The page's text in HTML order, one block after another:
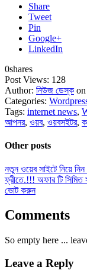
Share
Tweet
Pin
Google+
LinkedIn
0shares
Post Views: 128
Author: নিউজ ডেস্ক
Categories:
Tags: internet news,
আপনর, ওয়ব, ওয়বসইটর,
Other posts
নতুন ওয়েব সাইটে নিয়ে
ফ্রীতে.!!! অফার টি সিমিত
ভোট করুন
Comments
So empty here ...
Leave a Reply